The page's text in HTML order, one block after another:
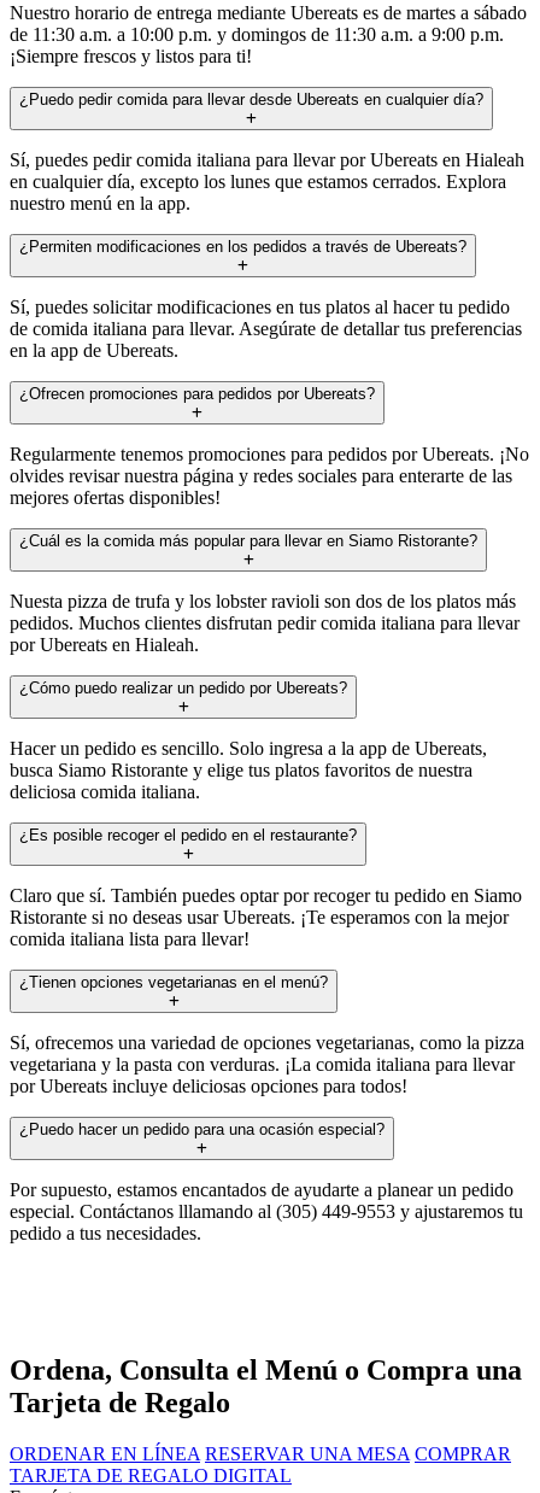
Nuestro horario de entrega mediante Ubereats es de martes a sábado
de 11:30 a.m. a 10:00 p.m. y domingos de 11:30 a.m. a 9:00 p.m.
¡Siempre frescos y listos para ti!
¿Puedo pedir comida para llevar desde Ubereats en cualquier día?
Sí, puedes pedir comida italiana para llevar por Ubereats en Hialeah
en cualquier día, excepto los lunes que estamos cerrados. Explora
nuestro menú en la app.
¿Permiten modificaciones en los pedidos a través de Ubereats?
Sí, puedes solicitar modificaciones en tus platos al hacer tu pedido
de comida italiana para llevar. Asegúrate de detallar tus preferencias
en la app de Ubereats.
¿Ofrecen promociones para pedidos por Ubereats?
Regularmente tenemos promociones para pedidos por Ubereats. ¡No
olvides revisar nuestra página y redes sociales para enterarte de las
mejores ofertas disponibles!
¿Cuál es la comida más popular para llevar en Siamo Ristorante?
Nuesta pizza de trufa y los lobster ravioli son dos de los platos más
pedidos. Muchos clientes disfrutan pedir comida italiana para llevar
por Ubereats en Hialeah.
¿Cómo puedo realizar un pedido por Ubereats?
Hacer un pedido es sencillo. Solo ingresa a la app de Ubereats,
busca Siamo Ristorante y elige tus platos favoritos de nuestra
deliciosa comida italiana.
¿Es posible recoger el pedido en el restaurante?
Claro que sí. También puedes optar por recoger tu pedido en Siamo
Ristorante si no deseas usar Ubereats. ¡Te esperamos con la mejor
comida italiana lista para llevar!
¿Tienen opciones vegetarianas en el menú?
Sí, ofrecemos una variedad de opciones vegetarianas, como la pizza
vegetariana y la pasta con verduras. ¡La comida italiana para llevar
por Ubereats incluye deliciosas opciones para todos!
¿Puedo hacer un pedido para una ocasión especial?
Por supuesto, estamos encantados de ayudarte a planear un pedido
especial. Contáctanos lllamando al (305) 449-9553 y ajustaremos tu
pedido a tus necesidades.
Ordena, Consulta el Menú o Compra una
Tarjeta de Regalo
ORDENAR EN LÍNEA RESERVAR UNA MESA COMPRAR
TARJETA DE REGALO DIGITAL